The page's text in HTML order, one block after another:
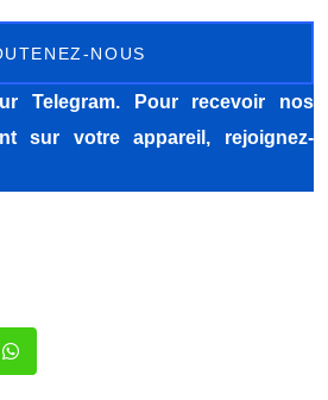
NOUS
Telegram. Pour recevoir nos
sur votre appareil, rejoignez-
Whatsapp